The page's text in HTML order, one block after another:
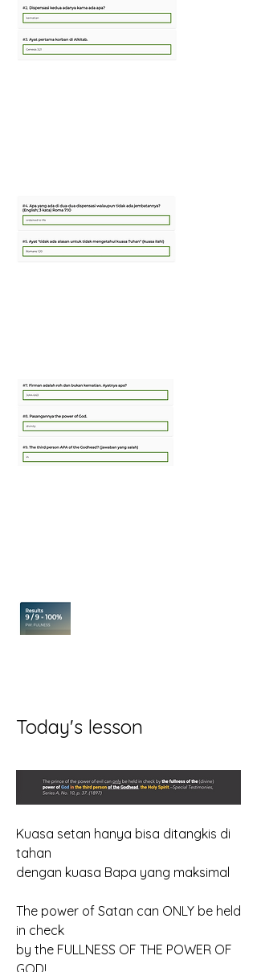
Today's lesson
Kuasa setan hanya bisa ditangkis di
tahan
dengan kuasa Bapa yang maksimal
The power of Satan can ONLY be held
in check
by the FULLNESS OF THE POWER OF
GOD!